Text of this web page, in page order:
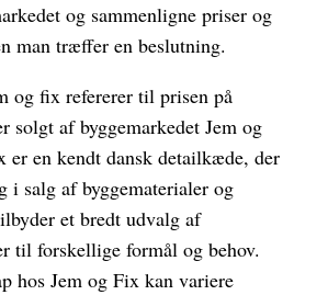
og sammenligne priser og
man træffer en beslutning.
og fix refererer til prisen på
solgt af byggemarkedet Jem og
er en kendt dansk detailkæde, der
i salg af byggematerialer og
et bredt udvalg af
til forskellige formål og behov.
hos Jem og Fix kan variere